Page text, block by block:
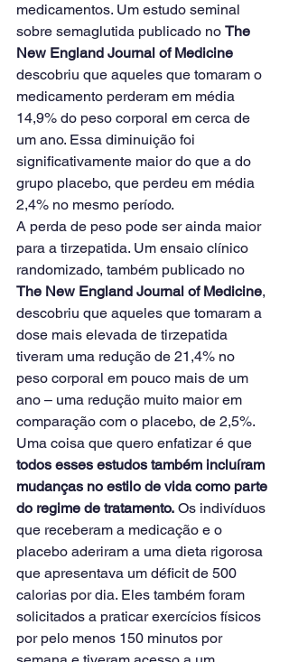
medicamentos. Um estudo seminal
sobre semaglutida publicado no The
New England Journal of Medicine
descobriu que aqueles que tomaram o
medicamento perderam em média
14,9% do peso corporal em cerca de
um ano. Essa diminuição foi
significativamente maior do que a do
grupo placebo, que perdeu em média
2,4% no mesmo período.
A perda de peso pode ser ainda maior
para a tirzepatida. Um ensaio clínico
randomizado, também publicado no
The New England Journal of Medicine,
descobriu que aqueles que tomaram a
dose mais elevada de tirzepatida
tiveram uma redução de 21,4% no
peso corporal em pouco mais de um
ano – uma redução muito maior em
comparação com o placebo, de 2,5%.
Uma coisa que quero enfatizar é que
todos esses estudos também incluíram
mudanças no estilo de vida como parte
do regime de tratamento. Os indivíduos
que receberam a medicação e o
placebo aderiram a uma dieta rigorosa
que apresentava um déficit de 500
calorias por dia. Eles também foram
solicitados a praticar exercícios físicos
por pelo menos 150 minutos por